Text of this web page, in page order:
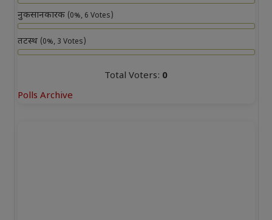
नुकसानकारक (0%, 6 Votes)
तटस्थ (0%, 3 Votes)
Total Voters: 0
Polls Archive